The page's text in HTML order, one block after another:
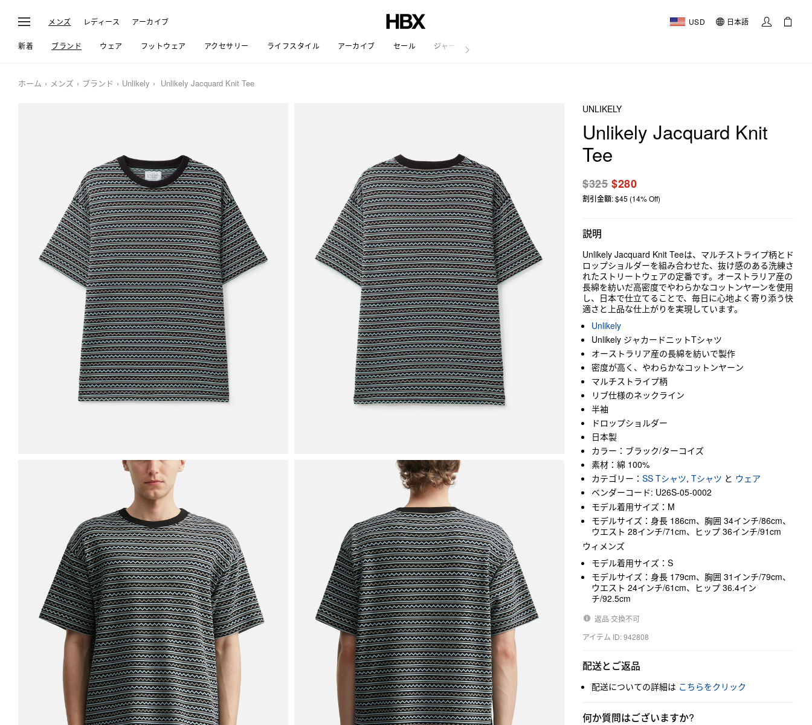
メンズ レディース アーカイブ USD 日本語
新着 ブランド ウェア フットウェア アクセサリー ライフスタイル アーカイブ セール ジャーナル
ホーム メンズ ブランド Unlikely Unlikely Jacquard Knit Tee
UNLIKELY
Unlikely Jacquard Knit
Tee
$325$280
割引金額: $45 (14% Off)
説明
Unlikely Jacquard Knit Teeは、マルチストライプ柄とド
ロップショルダーを組み合わせた、抜け感のある洗練さ
れたストリートウェアの定番です。オーストラリア産の
長綿を紡いだ高密度でやわらかなコットンヤーンを使用
し、日本で仕立てることで、毎日に心地よく寄り添う快
適さと上品な仕上がりを実現しています。
Unlikely
Unlikely ジャカードニットTシャツ
オーストラリア産の長綿を紡いで製作
密度が高く、やわらかなコットンヤーン
マルチストライプ柄
リブ仕様のネックライン
半袖
ドロップショルダー
日本製
カラー：ブラック/ターコイズ
素材：綿 100%
カテゴリー： SS Tシャツ, Tシャツ と ウェア
ベンダーコード: U26S-05-0002
モデル着用サイズ：M
モデルサイズ：身長 186cm、胸囲 34インチ/86cm、
ウエスト 28インチ/71cm、ヒップ 36インチ/91cm
ウィメンズ
モデル着用サイズ：S
モデルサイズ：身長 179cm、胸囲 31インチ/79cm、
ウエスト 24インチ/61cm、ヒップ 36.4イン
チ/92.5cm
返品·交換不可
アイテム ID: 942808
配送とご返品
配送についての詳細は こちらをクリック
何か質問はございますか?